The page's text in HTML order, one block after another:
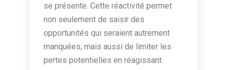
se présente. Cette réactivité permet
non seulement de saisir des
opportunités qui seraient autrement
manquées, mais aussi de limiter les
pertes potentielles en réagissant